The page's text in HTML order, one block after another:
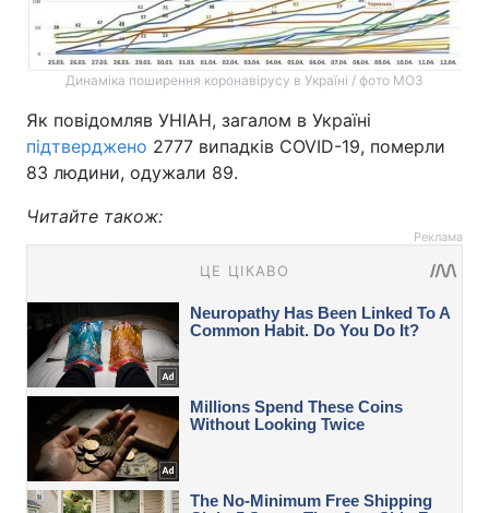
Динаміка поширення коронавірусу в Україні / фото МОЗ
Як повідомляв УНІАН, загалом в Україні
підтверджено 2777 випадків COVID-19, померли
83 людини, одужали 89.
Читайте також:
Реклама